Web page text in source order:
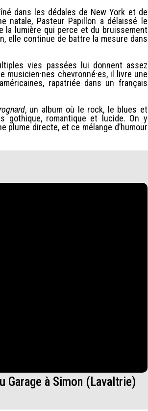
dans les dédales de New York et de
natale, Pasteur Papillon a délaissé le
la lumière qui perce et du bruissement
elle continue de battre la mesure dans
vies passées lui donnent assez
chevronné·es, il livre une
rapatriée dans un français
, un album où le rock, le blues et
gothique, romantique et lucide. On y
plume directe, et ce mélange d’humour
Garage à Simon (Lavaltrie)